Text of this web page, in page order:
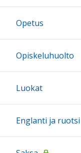
Opetus
Opiskeluhuolto
Luokat
Englanti ja ruotsi